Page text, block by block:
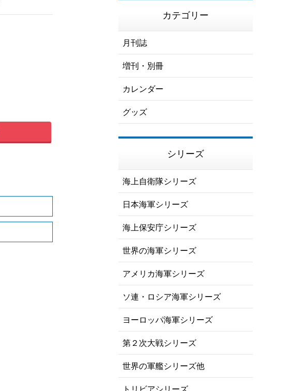
カテゴリー
月刊誌
増刊・別冊
カレンダー
グッズ
シリーズ
海上自衛隊シリーズ
日本海軍シリーズ
海上保安庁シリーズ
世界の海軍シリーズ
アメリカ海軍シリーズ
ソ連・ロシア海軍シリーズ
ヨーロッパ海軍シリーズ
第２次大戦シリーズ
世界の軍艦シリーズ他
トリビアシリーズ